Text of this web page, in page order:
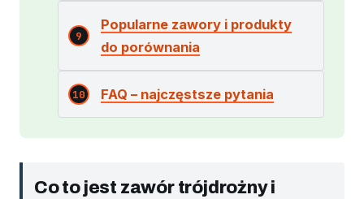
Popularne zawory i produkty
do porównania
FAQ – najczęstsze pytania
Co to jest zawór trójdrożny i